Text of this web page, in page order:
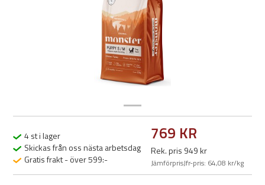
4 st i lager
Skickas från oss nästa arbetsdag
Gratis frakt - över 599:-
769 KR
Rek. pris 949 kr
JämförprisJfr-pris: 64,08 kr/kg